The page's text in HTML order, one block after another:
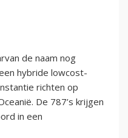
de naam nog
hybride lowcost-
richten op
De 787’s krijgen
in een